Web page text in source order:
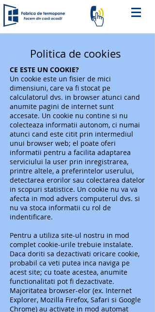
Politica de cookies
CE ESTE UN COOKIE?
Un cookie este un fisier de mici
dimensiuni, care va fi stocat pe
calculatorul dvs. in browser atunci cand
anumite pagini de internet sunt
accesate. Un cookie nu contine si nu
colecteaza informatii autonom, ci numai
atunci cand este citit prin intermediul
unui browser web; el poate oferi
informatii pentru a facilita adaptarea
serviciului la user prin inregistrarea,
printre altele, a preferintelor userului,
detectarea erorilor sau colectarea datelor
in scopuri statistice. Un cookie nu va va
afecta in mod advers computerul dvs. si
nu va stoca informatii cu rol de
indentificare.
Pentru a utiliza site-ul nostru in mod
complet cookie-urile trebuie instalate.
Daca doriti sa dezactivati oricare cookie,
probabil ca veti putea inca naviga pe
acest site; cu toate acestea, anumite
functionalitati pot fi dezactivate.
Majoritatea browser-elor (ex. Internet
Explorer, Mozilla Firefox, Safari si Google
Chrome) au activate in mod automat